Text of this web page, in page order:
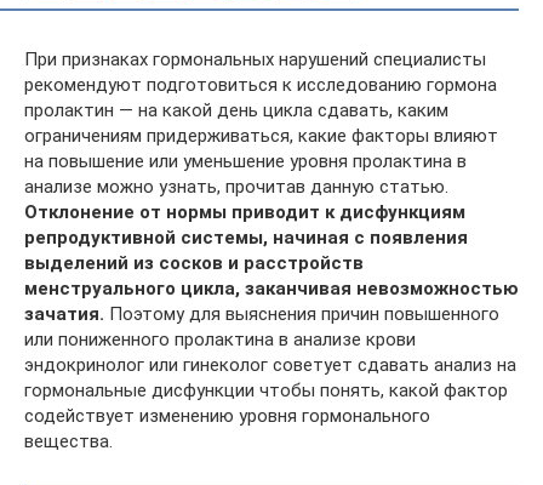
При признаках гормональных нарушений специалисты
рекомендуют подготовиться к исследованию гормона
пролактин — на какой день цикла сдавать, каким
ограничениям придерживаться, какие факторы влияют
на повышение или уменьшение уровня пролактина в
анализе можно узнать, прочитав данную статью.
Отклонение от нормы приводит к дисфункциям
репродуктивной системы, начиная с появления
выделений из сосков и расстройств
менструального цикла, заканчивая невозможностью
зачатия. Поэтому для выяснения причин повышенного
или пониженного пролактина в анализе крови
эндокринолог или гинеколог советует сдавать анализ на
гормональные дисфункции чтобы понять, какой фактор
содействует изменению уровня гормонального
вещества.